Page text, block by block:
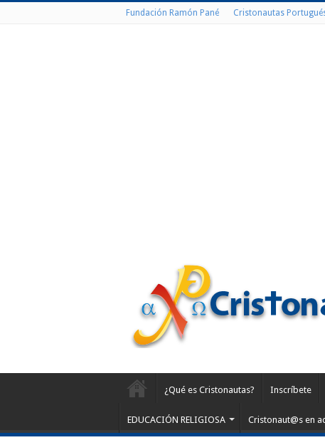
Fundación Ramón Pané Cristonautas
¿Qué es Cristonautas? Inscríbete
EDUCACIÓN RELIGIOSA Cristonaut@s en